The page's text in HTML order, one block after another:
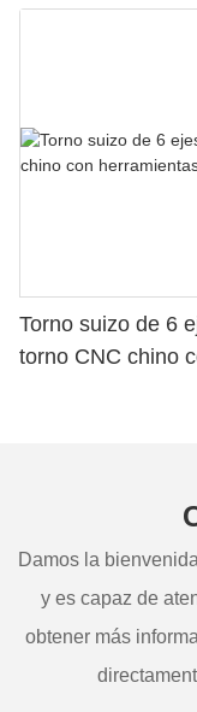
Torno suizo de 6
torno CNC chino
Damos la
y es capaz de
obtener más